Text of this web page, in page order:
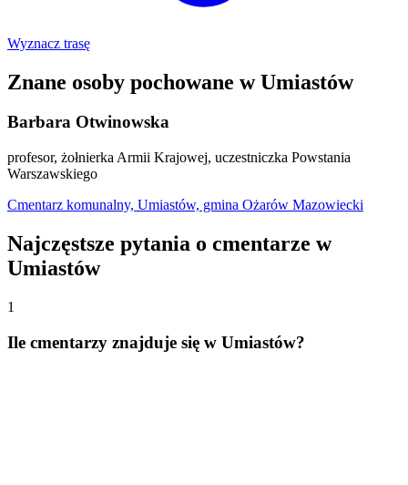
Wyznacz trasę
Znane osoby pochowane w Umiastów
Barbara Otwinowska
profesor, żołnierka Armii Krajowej, uczestniczka Powstania
Warszawskiego
Cmentarz komunalny, Umiastów, gmina Ożarów Mazowiecki
Najczęstsze pytania o cmentarze w
Umiastów
1
Ile cmentarzy znajduje się w Umiastów?